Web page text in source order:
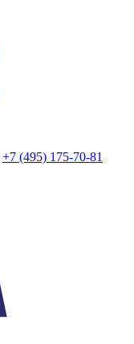
+7 (495) 175-70-81